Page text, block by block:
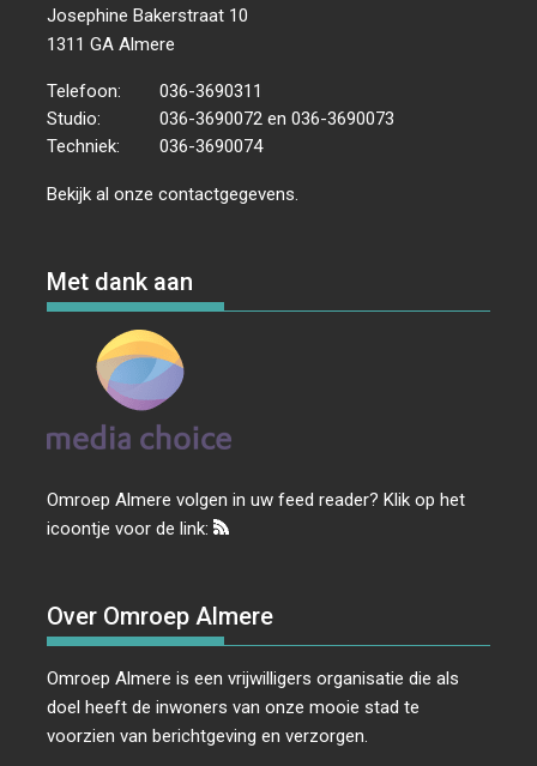
Josephine Bakerstraat 10
1311 GA Almere
Telefoon:
036-3690311
Studio:
036-3690072 en 036-3690073
Techniek:
036-3690074
Bekijk al onzecontactgegevens
Met dank aan
Omroep Almere volgen in uw feed reader? Klik op het
icoontje voor de link:
Over Omroep Almere
Omroep Almere is een vrijwilligers organisatie die als
doel heeft de inwoners van onze mooie stad te
voorzien van berichtgeving en verzorgen.